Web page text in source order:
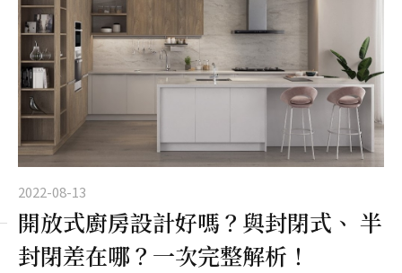
2022-08-13
開放式廚房設計好嗎？與封閉式、 半
封閉差在哪？一次完整解析！